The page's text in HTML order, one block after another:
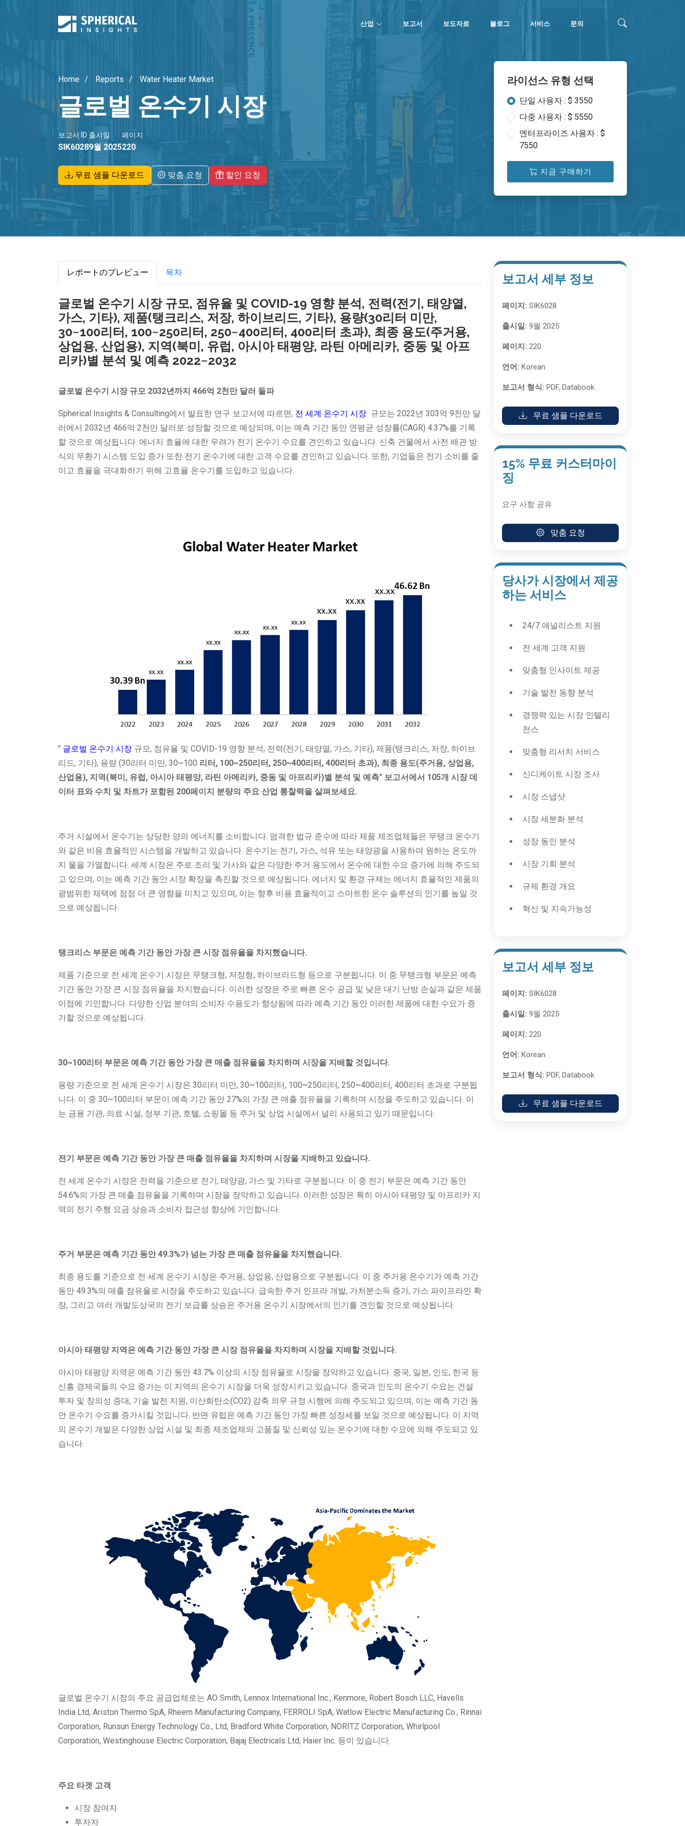
산업 보고서 보도자료 블로그 서비스 문의
Home Reports Water Heater Market
글로벌 온수기 시장
보고서 ID
SIK6028
출시일
9월 2025
페이지
220
무료 샘플 다운로드 맞춤 요청 할인 요청
라이선스 유형 선택
단일 사용자 : $ 3550
다중 사용자 : $ 5550
엔터프라이즈 사용자 : $
7550
지금 구매하기
レポートのプレビュー 목차
글로벌 온수기 시장 규모, 점유율 및 COVID-19 영향 분석, 전력(전기, 태양열,
가스, 기타), 제품(탱크리스, 저장, 하이브리드, 기타), 용량(30리터 미만,
30~100리터, 100~250리터, 250~400리터, 400리터 초과), 최종 용도(주거용,
상업용, 산업용), 지역(북미, 유럽, 아시아 태평양, 라틴 아메리카, 중동 및 아프
리카)별 분석 및 예측 2022~2032
글로벌 온수기 시장 규모 2032년까지 466억 2천만 달러 돌파
Spherical Insights & Consulting에서 발표한 연구 보고서에 따르면, 전 세계 온수기 시장 규모는 2022년 303억 9천만 달
러에서 2032년 466억 2천만 달러로 성장할 것으로 예상되며, 이는 예측 기간 동안 연평균 성장률(CAGR) 4.37%를 기록
할 것으로 예상됩니다. 에너지 효율에 대한 우려가 전기 온수기 수요를 견인하고 있습니다. 신축 건물에서 사전 배관 방
식의 무환기 시스템 도입 증가 또한 전기 온수기에 대한 고객 수요를 견인하고 있습니다. 또한, 기업들은 전기 소비를 줄
이고 효율을 극대화하기 위해 고효율 온수기를 도입하고 있습니다.
" 글로벌 온수기 시장 규모, 점유율 및 COVID-19 영향 분석, 전력(전기, 태양열, 가스, 기타), 제품(탱크리스, 저장, 하이브
리드, 기타), 용량 (30리터 미만, 30~100 리터, 100~250리터, 250~400리터, 400리터 초과), 최종 용도(주거용, 상업용,
산업용), 지역(북미, 유럽, 아시아 태평양, 라틴 아메리카, 중동 및 아프리카)별 분석 및 예측" 보고서에서 105개 시장 데
이터 표와 수치 및 차트가 포함된 200페이지 분량의 주요 산업 통찰력을 살펴보세요.
주거 시설에서 온수기는 상당한 양의 에너지를 소비합니다. 엄격한 법규 준수에 따라 제품 제조업체들은 무탱크 온수기
와 같은 비용 효율적인 시스템을 개발하고 있습니다. 온수기는 전기, 가스, 석유 또는 태양광을 사용하여 원하는 온도까
지 물을 가열합니다. 세계 시장은 주로 조리 및 가사와 같은 다양한 주거 용도에서 온수에 대한 수요 증가에 의해 주도되
고 있으며, 이는 예측 기간 동안 시장 확장을 촉진할 것으로 예상됩니다. 에너지 및 환경 규제는 에너지 효율적인 제품의
광범위한 채택에 점점 더 큰 영향을 미치고 있으며, 이는 향후 비용 효율적이고 스마트한 온수 솔루션의 인기를 높일 것
으로 예상됩니다.
탱크리스 부문은 예측 기간 동안 가장 큰 시장 점유율을 차지했습니다.
제품 기준으로 전 세계 온수기 시장은 무탱크형, 저장형, 하이브리드형 등으로 구분됩니다. 이 중 무탱크형 부문은 예측
기간 동안 가장 큰 시장 점유율을 차지했습니다. 이러한 성장은 주로 빠른 온수 공급 및 낮은 대기 난방 손실과 같은 제품
이점에 기인합니다. 다양한 산업 분야의 소비자 수용도가 향상됨에 따라 예측 기간 동안 이러한 제품에 대한 수요가 증
가할 것으로 예상됩니다.
30~100리터 부문은 예측 기간 동안 가장 큰 매출 점유율을 차지하며 시장을 지배할 것입니다.
용량 기준으로 전 세계 온수기 시장은 30리터 미만, 30~100리터, 100~250리터, 250~400리터, 400리터 초과로 구분됩
니다. 이 중 30~100리터 부문이 예측 기간 동안 27%의 가장 큰 매출 점유율을 기록하며 시장을 주도하고 있습니다. 이
는 금융 기관, 의료 시설, 정부 기관, 호텔, 쇼핑몰 등 주거 및 상업 시설에서 널리 사용되고 있기 때문입니다.
전기 부문은 예측 기간 동안 가장 큰 매출 점유율을 차지하며 시장을 지배하고 있습니다.
전 세계 온수기 시장은 전력을 기준으로 전기, 태양광, 가스 및 기타로 구분됩니다. 이 중 전기 부문은 예측 기간 동안
54.6%의 가장 큰 매출 점유율을 기록하며 시장을 장악하고 있습니다. 이러한 성장은 특히 아시아 태평양 및 아프리카 지
역의 전기 주행 요금 상승과 소비자 접근성 향상에 기인합니다.
주거 부문은 예측 기간 동안 49.3%가 넘는 가장 큰 매출 점유율을 차지했습니다.
최종 용도를 기준으로 전 세계 온수기 시장은 주거용, 상업용, 산업용으로 구분됩니다. 이 중 주거용 온수기가 예측 기간
동안 49.3%의 매출 점유율로 시장을 주도하고 있습니다. 급속한 주거 인프라 개발, 가처분소득 증가, 가스 파이프라인 확
장, 그리고 여러 개발도상국의 전기 보급률 상승은 주거용 온수기 시장에서의 인기를 견인할 것으로 예상됩니다.
아시아 태평양 지역은 예측 기간 동안 가장 큰 시장 점유율을 차지하며 시장을 지배할 것입니다.
아시아 태평양 지역은 예측 기간 동안 43.7% 이상의 시장 점유율로 시장을 장악하고 있습니다. 중국, 일본, 인도, 한국 등
신흥 경제국들의 수요 증가는 이 지역의 온수기 시장을 더욱 성장시키고 있습니다. 중국과 인도의 온수기 수요는 건설
투자 및 창의성 증대, 기술 발전 지원, 이산화탄소(CO2) 감축 의무 규정 시행에 의해 주도되고 있으며, 이는 예측 기간 동
안 온수기 수요를 증가시킬 것입니다. 반면 유럽은 예측 기간 동안 가장 빠른 성장세를 보일 것으로 예상됩니다. 이 지역
의 온수기 개발은 다양한 상업 시설 및 최종 제조업체의 고품질 및 신뢰성 있는 온수기에 대한 수요에 의해 주도되고 있
습니다.
글로벌 온수기 시장의 주요 공급업체로는 AO Smith, Lennox International Inc., Kenmore, Robert Bosch LLC, Havells
India Ltd, Ariston Thermo SpA, Rheem Manufacturing Company, FERROLI SpA, Watlow Electric Manufacturing Co., Rinnai
Corporation, Runsun Energy Technology Co., Ltd, Bradford White Corporation, NORITZ Corporation, Whirlpool
Corporation, Westinghouse Electric Corporation, Bajaj Electricals Ltd, Haier Inc. 등이 있습니다.
주요 타겟 고객
시장 참여자
투자자
보고서 세부 정보
페이지: SIK6028
출시일: 9월 2025
페이지: 220
언어: Korean
보고서 형식: PDF, Databook
무료 샘플 다운로드
15% 무료 커스터마이
징
요구 사항 공유
맞춤 요청
당사가 시장에서 제공
하는 서비스
24/7 애널리스트 지원
전 세계 고객 지원
맞춤형 인사이트 제공
기술 발전 동향 분석
경쟁력 있는 시장 인텔리
전스
맞춤형 리서치 서비스
신디케이트 시장 조사
시장 스냅샷
시장 세분화 분석
성장 동인 분석
시장 기회 분석
규제 환경 개요
혁신 및 지속가능성
보고서 세부 정보
페이지: SIK6028
출시일: 9월 2025
페이지: 220
언어: Korean
보고서 형식: PDF, Databook
무료 샘플 다운로드